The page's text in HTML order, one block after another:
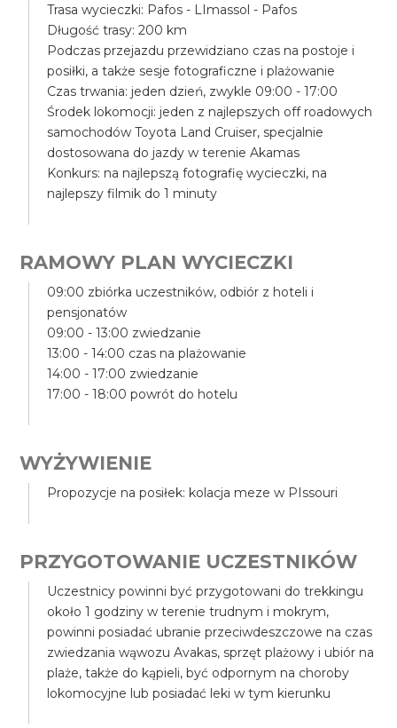
Trasa wycieczki: Pafos - LImassol - Pafos
Długość trasy: 200 km
Podczas przejazdu przewidziano czas na postoje i
posiłki, a także sesje fotograficzne i plażowanie
Czas trwania: jeden dzień, zwykle 09:00 - 17:00
Środek lokomocji: jeden z najlepszych off roadowych
samochodów Toyota Land Cruiser, specjalnie
dostosowana do jazdy w terenie Akamas
Konkurs: na najlepszą fotografię wycieczki, na
najlepszy filmik do 1 minuty
RAMOWY PLAN WYCIECZKI
09:00 zbiórka uczestników, odbiór z hoteli i
pensjonatów
09:00 - 13:00 zwiedzanie
13:00 - 14:00 czas na plażowanie
14:00 - 17:00 zwiedzanie
17:00 - 18:00 powrót do hotelu
WYŻYWIENIE
Propozycje na posiłek: kolacja meze w PIssouri
PRZYGOTOWANIE UCZESTNIKÓW
Uczestnicy powinni być przygotowani do trekkingu
około 1 godziny w terenie trudnym i mokrym,
powinni posiadać ubranie przeciwdeszczowe na czas
zwiedzania wąwozu Avakas, sprzęt plażowy i ubiór na
plaże, także do kąpieli, być odpornym na choroby
lokomocyjne lub posiadać leki w tym kierunku